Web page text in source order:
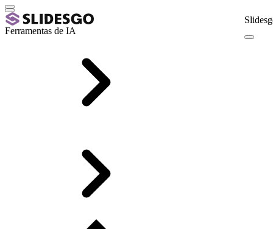
Ferramentas de IA